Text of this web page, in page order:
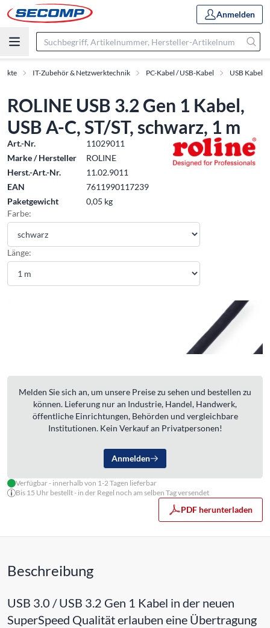
Anmelden
IT-Zubehör & Netzwerktechnik PC-Kabel / USB-Kabel USB Kabel
ROLINE USB 3.2 Gen 1 Kabel,
USB A-C, ST/ST, schwarz, 1 m
Art.-Nr.
11029011
Marke / Hersteller
ROLINE
Herst.-Art.-Nr.
11.02.9011
EAN
7611990117239
Paketgewicht
0,05 kg
Farbe:
Länge:
Melden Sie sich an, um unsere Preise zu sehen und bestellen zu
können. Lieferung nur an Industrie, Handel, Handwerk,
öffentliche Einrichtungen, Behörden und vergleichbare
Institutionen. Kein Verkauf an Privatpersonen!
Anmelden
Verfügbar - innerhalb von 1-2 Tagen lieferbar
Bis 15 Uhr bestellt - in der Regel noch am selben Tag versendet
PDF herunterladen
Beschreibung
USB 3.0 / USB 3.2 Gen 1 Kabel in der neuen
SuperSpeed Qualität erlauben eine Übertragung